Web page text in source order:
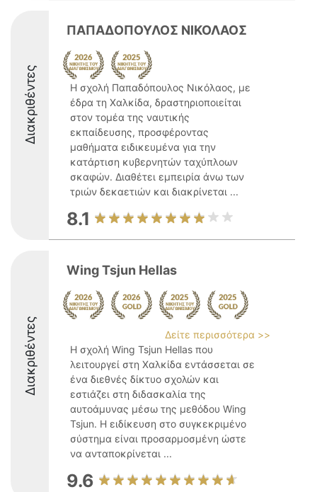
Διακριθέντες
ΠΑΠΑΔΟΠΟΥΛΟΣ ΝΙΚΟΛΑΟΣ
Η σχολή Παπαδόπουλος Νικόλαος, με
έδρα τη Χαλκίδα, δραστηριοποιείται
στον τομέα της ναυτικής
εκπαίδευσης, προσφέροντας
μαθήματα ειδικευμένα για την
κατάρτιση κυβερνητών ταχύπλοων
σκαφών. Διαθέτει εμπειρία άνω των
τριών δεκαετιών και διακρίνεται ...
8.1
Διακριθέντες
Wing Tsjun Hellas
Δείτε περισσότερα >>
Η σχολή Wing Tsjun Hellas που
λειτουργεί στη Χαλκίδα εντάσσεται σε
ένα διεθνές δίκτυο σχολών και
εστιάζει στη διδασκαλία της
αυτοάμυνας μέσω της μεθόδου Wing
Tsjun. Η ειδίκευση στο συγκεκριμένο
σύστημα είναι προσαρμοσμένη ώστε
να ανταποκρίνεται ...
9.6